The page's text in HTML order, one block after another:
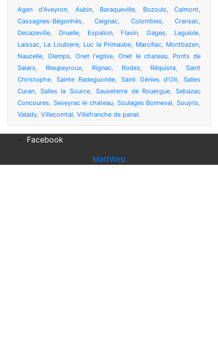
Agen d'Aveyron, Aubin, Baraqueville, Bozouls,Calmont,
Cassagnes-Bégonhès,Ceignac, Colombies,Cransac,
Decazeville, Druelle, Espalion, Flavin,Gages, Laguiole,
Laissac, La Loubiere, Luc la Primaube, Marcillac, Montbazen,
Naucelle, Olemps, Onet l'eglise, Onet le chateau, Ponts de
Salars, Rieupeyroux, Rignac, Rodez, Réquista, Saint
Christophe, Sainte Radeguonde, Saint Génies d'Olt, Salles
Curan, Salles la Source, Sauveterre de Rouergue, Sebazac
Concoures, Seveyrac le chateau, Soulages Bonneval, Souyris,
Valady, Villecomtal, Villefranche de panat.
Facebook
MattWeb